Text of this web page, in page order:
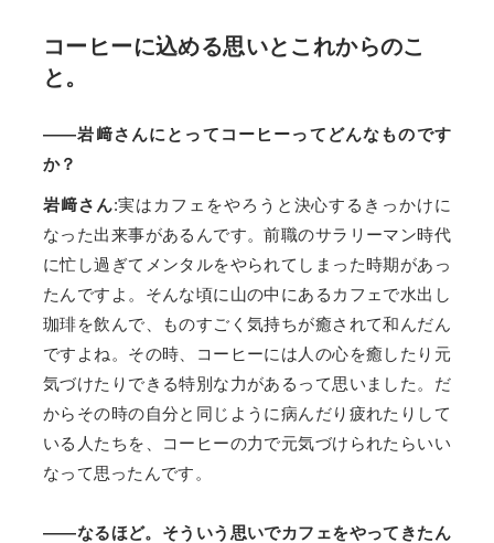
コーヒーに込める思いとこれからのこ
と。
——岩﨑さんにとってコーヒーってどんなものです
か？
岩﨑さん:実はカフェをやろうと決心するきっかけに
なった出来事があるんです。前職のサラリーマン時代
に忙し過ぎてメンタルをやられてしまった時期があっ
たんですよ。そんな頃に山の中にあるカフェで水出し
珈琲を飲んで、ものすごく気持ちが癒されて和んだん
ですよね。その時、コーヒーには人の心を癒したり元
気づけたりできる特別な力があるって思いました。だ
からその時の自分と同じように病んだり疲れたりして
いる人たちを、コーヒーの力で元気づけられたらいい
なって思ったんです。
——なるほど。そういう思いでカフェをやってきたん